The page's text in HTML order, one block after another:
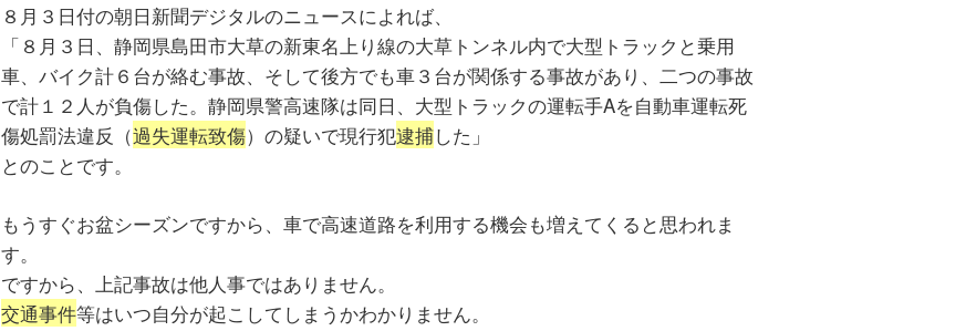
８月３日付の朝日新聞デジタルのニュースによれば、
「８月３日、静岡県島田市大草の新東名上り線の大草トンネル内で大型トラックと乗用
車、バイク計６台が絡む事故、そして後方でも車３台が関係する事故があり、二つの事故
で計１２人が負傷した。静岡県警高速隊は同日、大型トラックの運転手Aを自動車運転死
傷処罰法違反（過失運転致傷）の疑いで現行犯逮捕した」
とのことです。
もうすぐお盆シーズンですから、車で高速道路を利用する機会も増えてくると思われま
す。
ですから、上記事故は他人事ではありません。
交通事件等はいつ自分が起こしてしまうかわかりません。